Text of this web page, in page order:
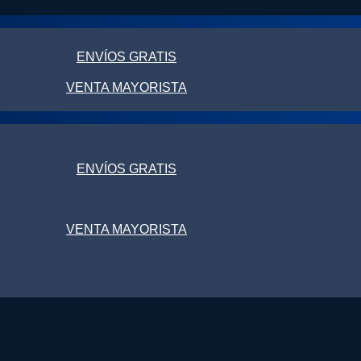
ENVÍOS GRATIS
VENTA MAYORISTA
ENVÍOS GRATIS
VENTA MAYORISTA